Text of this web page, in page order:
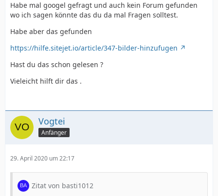
Habe mal googel gefragt und auch kein Forum gefunden
wo ich sagen könnte das du da mal Fragen solltest.
Habe aber das gefunden
https://hilfe.sitejet.io/article/347-bilder-hinzufugen
Hast du das schon gelesen ?
Vieleicht hilft dir das .
Vogtei
Anfänger
29. April 2020 um 22:17
Zitat von basti1012